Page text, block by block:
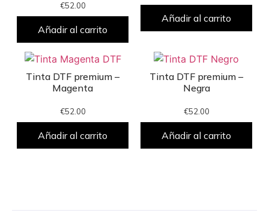
€52.00
Añadir al carrito
Añadir al carrito
Tinta DTF premium –
Magenta
€52.00
Añadir al carrito
Tinta DTF premium –
Negra
€52.00
Añadir al carrito